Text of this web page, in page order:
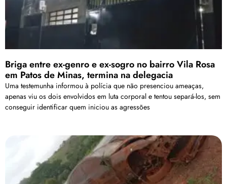
Briga entre ex-genro e ex-sogro no bairro Vila Rosa
em Patos de Minas, termina na delegacia
Uma testemunha informou à polícia que não presenciou ameaças,
apenas viu os dois envolvidos em luta corporal e tentou separá-los, sem
conseguir identificar quem iniciou as agressões